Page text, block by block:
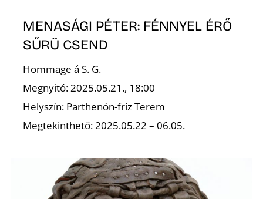
MENASÁGI PÉTER: FÉNNYEL ÉRŐ
SŰRÜ CSEND
Hommage á S. G.
Megnyitó: 2025.05.21., 18:00
Helyszín: Parthenón-fríz Terem
Megtekinthető: 2025.05.22 – 06.05.